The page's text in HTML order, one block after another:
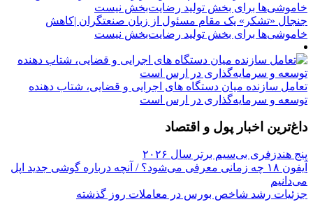
جنجال «تشکر» یک مقام مسئول از زبان صنعتگران |کاهش
خاموشی‌ها برای بخش تولید رضایت‌بخش نیست
تعامل سازنده میان دستگاه‌ های اجرایی و قضایی، شتاب‌ دهنده
توسعه و سرمایه‌گذاری در ارس است
داغ‌ترین اخبار پول و اقتصاد
پنج هندزفری بی‌سیم برتر سال ۲۰۲۶
آیفون ۱۸ چه زمانی معرفی می‌شود؟ / آنچه درباره گوشی جدید اپل
می‌دانیم
جزئیات رشد شاخص بورس در معاملات روز گذشته